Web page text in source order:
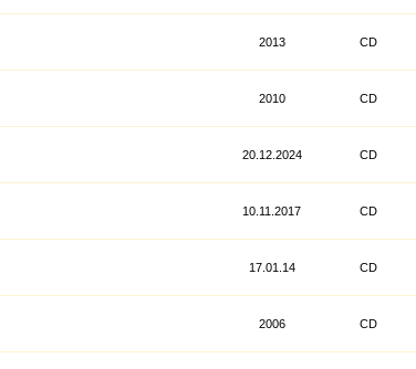
2013 CD
2010 CD
20.12.2024 CD
10.11.2017 CD
17.01.14 CD
2006 CD